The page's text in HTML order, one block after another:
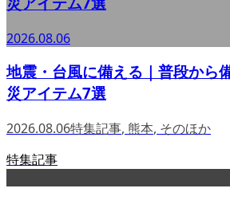
2026.08.06
地震・台風に備える｜普段から
災アイテム7選
2026.08.06特集記事, 熊本, そのほか
特集記事